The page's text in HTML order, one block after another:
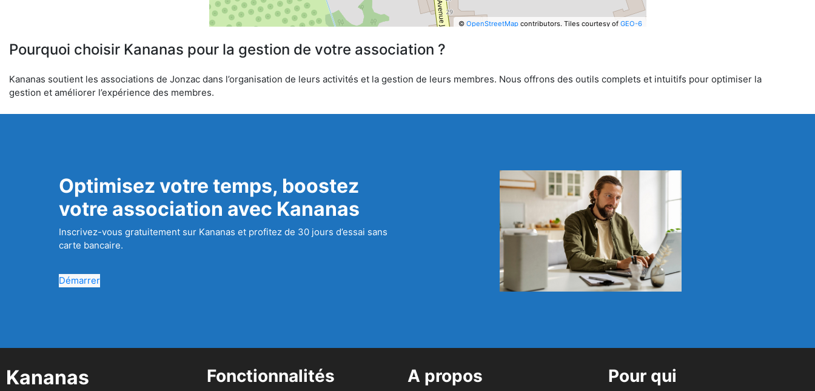
© OpenStreetMapcontributors. Tiles courtesy of GEO-6
Pourquoi choisir Kananas pour la gestion de votre association ?
Kananas soutient les associations de Jonzac dans l’organisation de leurs activités et la gestion de leurs membres. Nous offrons des outils complets et intuitifs pour optimiser la
gestion et améliorer l’expérience des membres.
Optimisez votre temps, boostez
votre association avec Kananas
Inscrivez-vous gratuitement sur Kananas et profitez de 30 jours d’essai sans
carte bancaire.
Démarrer
Kananas Fonctionnalités A propos Pour qui